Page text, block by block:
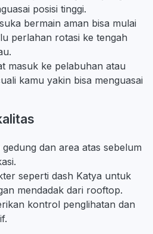
posisi tinggi.
bermain aman bisa mulai
perlahan rotasi ke tengah
masuk ke pelabuhan atau
kamu yakin bisa menguasai
dan area atas sebelum
seperti dash Katya untuk
mendadak dari rooftop.
kontrol penglihatan dan